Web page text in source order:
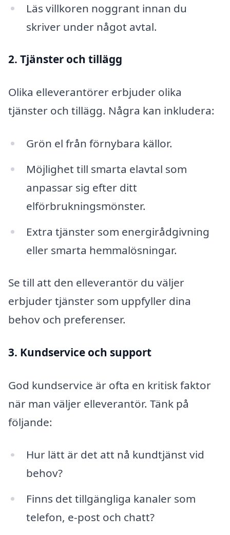
Läs villkoren noggrant innan du
skriver under något avtal.
2. Tjänster och tillägg
Olika elleverantörer erbjuder olika
tjänster och tillägg. Några kan inkludera:
Grön el från förnybara källor.
Möjlighet till smarta elavtal som
anpassar sig efter ditt
elförbrukningsmönster.
Extra tjänster som energirådgivning
eller smarta hemmalösningar.
Se till att den elleverantör du väljer
erbjuder tjänster som uppfyller dina
behov och preferenser.
3. Kundservice och support
God kundservice är ofta en kritisk faktor
när man väljer elleverantör. Tänk på
följande:
Hur lätt är det att nå kundtjänst vid
behov?
Finns det tillgängliga kanaler som
telefon, e-post och chatt?